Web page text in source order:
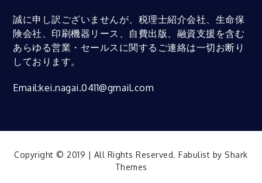
誠に申し訳ございませんが、税理士紹介会社、生命保
険会社、印刷機器リース、自費出版、融資支援を含む
あらゆる営業・セールスに関するご連絡は一切お断り
しております。
Email:kei.nagai.0411@gmail.com
Copyright © 2019 | All Rights Reserved. Fabulist by Shark
Themes